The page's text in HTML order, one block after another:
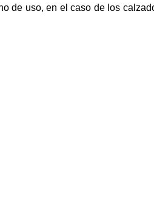
de uso, en el caso de los